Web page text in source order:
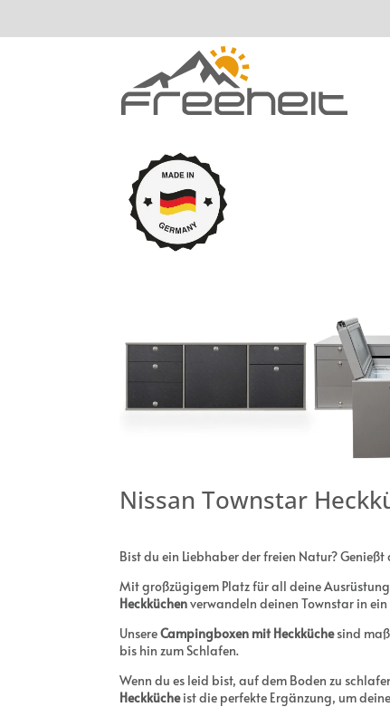
Nissan Townstar
Bist du ein Liebhaber der freien Natur?
Mit großzügigem Platz für all deine
Heckküchenverwandeln deinen Townstar in
UnsereCampingboxen mit Heckküchesind
bis hin zum Schlafen.
Wenn du es leid bist, auf dem Boden zu
Heckkücheist die perfekte Ergänzung, um